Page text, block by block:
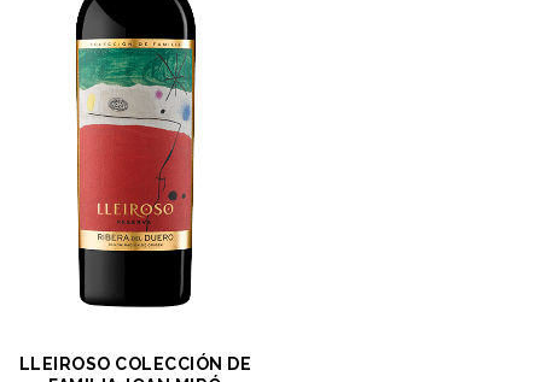
LLEIROSO COLECCIÓN DE